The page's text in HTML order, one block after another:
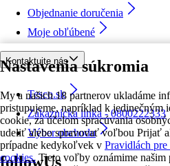
Nastavenia súkromia
My a našich 18 partnerov ukladáme
pristupujeme, napríklad k jedinečným
cookie, za účelom spracúvania
udeliť alebo spravovať voľbou Prijať
prípadne kedykoľvek v Pravidlách
cookies. Tieto voľby oznámime našim
Objednanie doručenia
Moje obľúbené
Kontaktujte nás
Tesco.sk
Zákaznícka linka - 0800222333
Výber obchodu
followUs